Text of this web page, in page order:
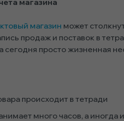
магазина
магазин может
продаж и поставок в
сегодня просто жизненная
происходит в тетради
много часов, а иногда